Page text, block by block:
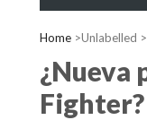
Home >Unlabelled >
¿Nueva
Fighter?